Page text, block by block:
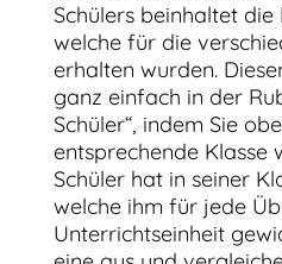
Schülers beinhaltet die
welche für die
erhalten wurden.
ganz einfach in der
Schüler“, indem Sie
entsprechende Klasse
Schüler hat in seiner
welche ihm für jede
Unterrichtseinheit